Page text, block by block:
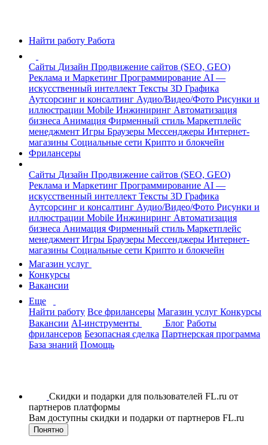
Найти работу Работа
Сайты Дизайн Продвижение сайтов (SEO, GEO)
Реклама и Маркетинг Программирование AI —
искусственный интеллект Тексты 3D Графика
Аутсорсинг и консалтинг Аудио/Видео/Фото Рисунки и
иллюстрации Mobile Инжиниринг Автоматизация
бизнеса Анимация Фирменный стиль Маркетплейс
менеджмент Игры Браузеры Мессенджеры Интернет-
магазины Социальные сети Крипто и блокчейн
Фрилансеры
Сайты Дизайн Продвижение сайтов (SEO, GEO)
Реклама и Маркетинг Программирование AI —
искусственный интеллект Тексты 3D Графика
Аутсорсинг и консалтинг Аудио/Видео/Фото Рисунки и
иллюстрации Mobile Инжиниринг Автоматизация
бизнеса Анимация Фирменный стиль Маркетплейс
менеджмент Игры Браузеры Мессенджеры Интернет-
магазины Социальные сети Крипто и блокчейн
Магазин услуг
Конкурсы
Вакансии
Еще
Найти работу Все фрилансеры Магазин услуг Конкурсы
Вакансии AI-инструменты Блог Работы
фрилансеров Безопасная сделка Партнерская программа
База знаний Помощь
Скидки и подарки для пользователей FL.ru от
партнеров платформы
Вам доступны скидки и подарки от партнеров FL.ru
Понятно